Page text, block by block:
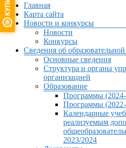
МенюГлавная
Карта сайта
Новости и конкурсы
Новости
Конкурсы
Сведения об
Основные сведения
Структура и органы
организацией
Образование
Программы
Программы
Календарные
реализуемым
2023/2024